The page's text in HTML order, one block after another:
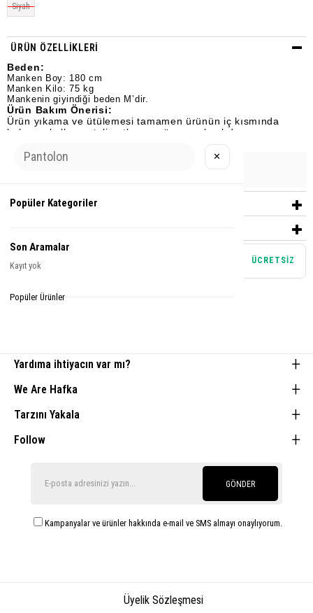
Siyah
ÜRÜN ÖZELLIKLERI
Beden:
Manken Boy: 180 cm
Manken Kilo: 75 kg
Mankenin giyindiği beden M’dir.
Ürün Bakım Önerisi:
Ürün yıkama ve ütülemesi tamamen ürünün iç kısmında
bulunan kullanım talimatlarına göre yapılmalıdır.
YORUMLAR(0)
ÜCRETSİZ
Yardıma ihtiyacın var mı?
We Are Hafka
Tarzını Yakala
Follow
GÖNDER
Kampanyalar ve ürünler hakkında e-mail ve SMS almayı onaylıyorum.
Üyelik Sözleşmesi
✕
Popüler Kategoriler
Son Aramalar
Kayıt yok
Popüler Ürünler